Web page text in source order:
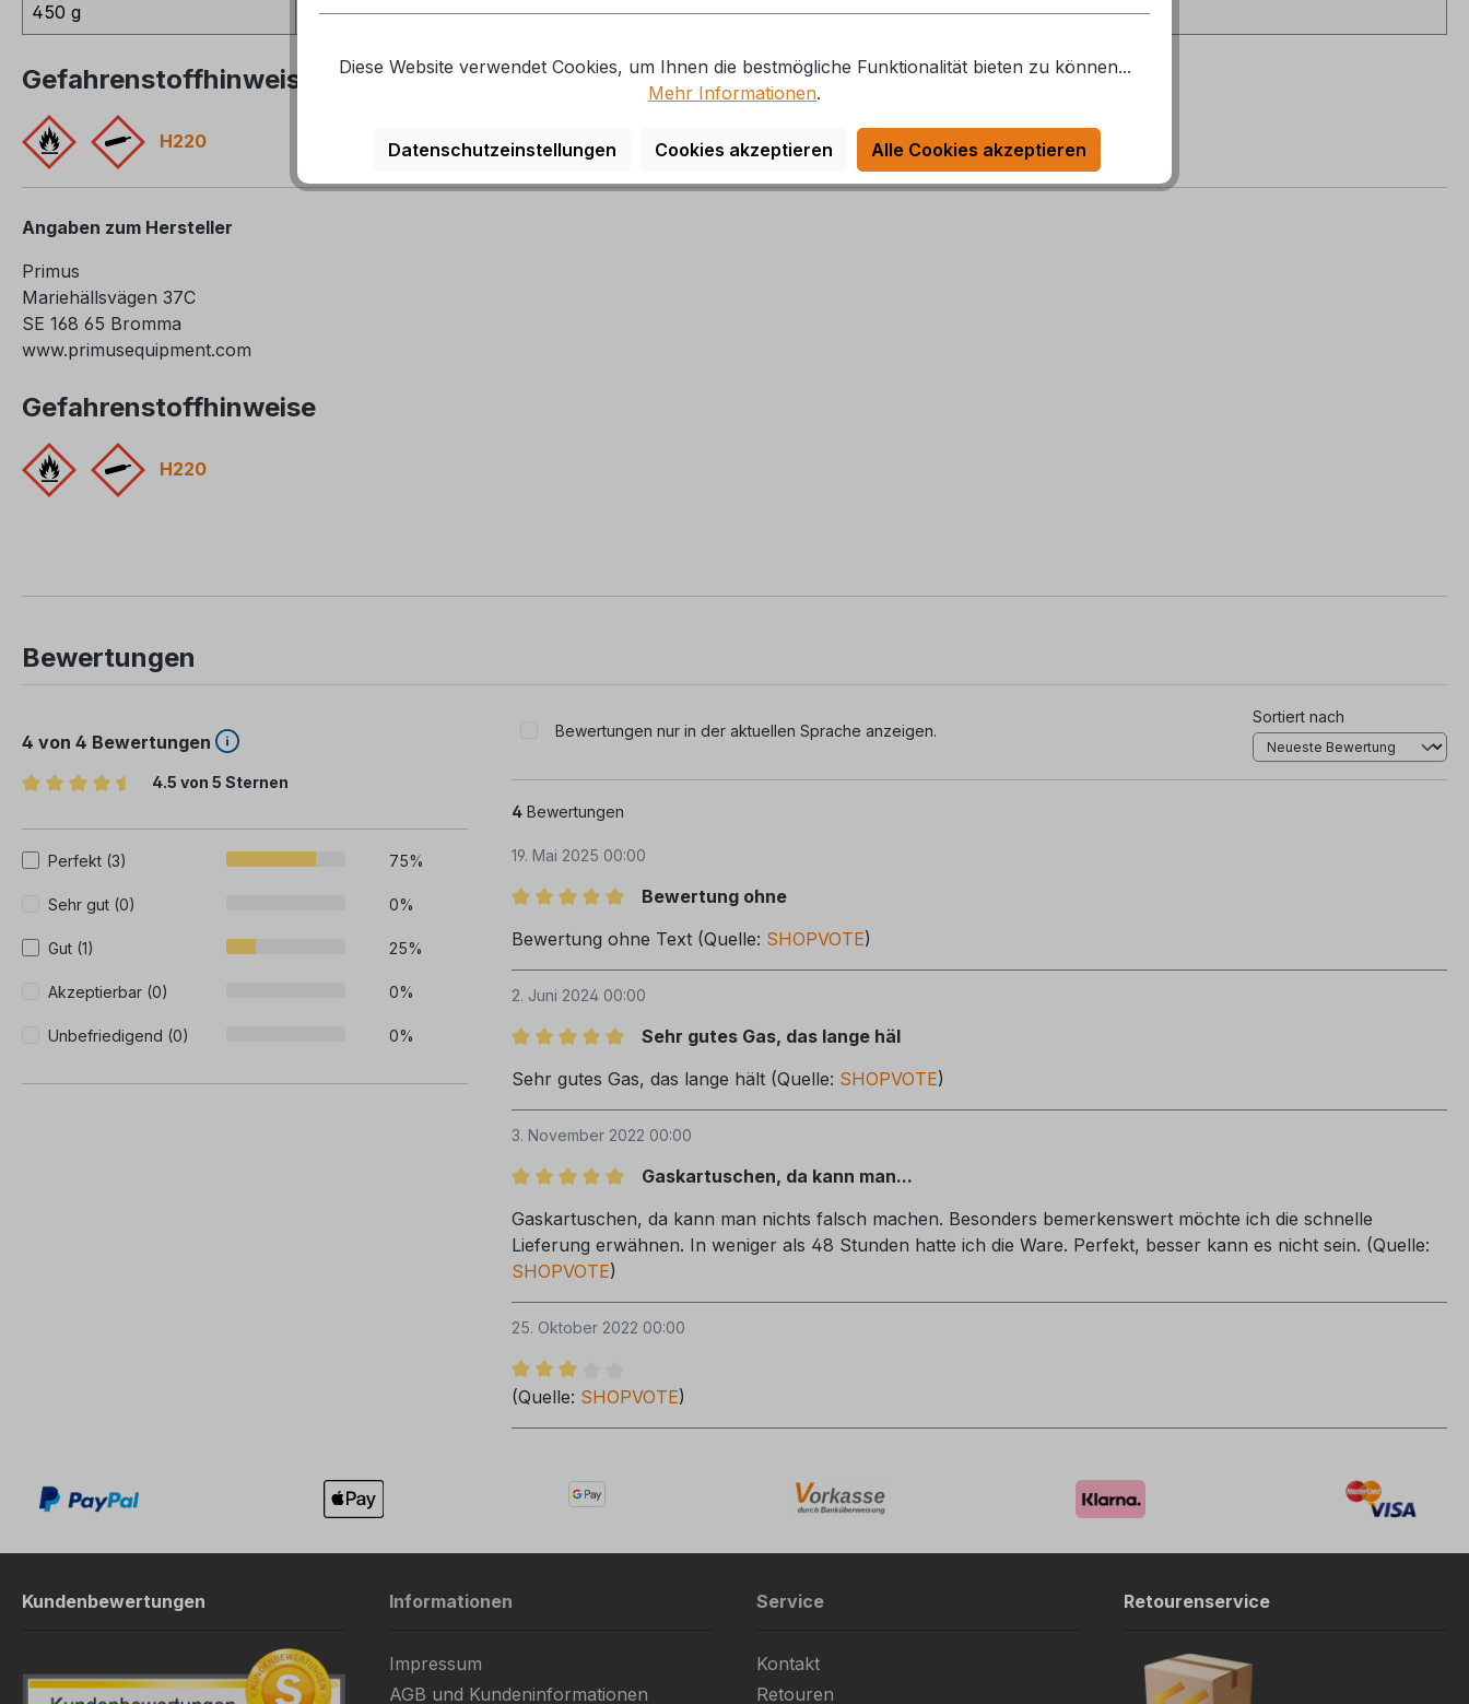
450 g 500 g 108 x 137 mm
Gefahrenstoffhinweise
H220
Angaben zum Hersteller
Primus
Mariehällsvägen 37C
SE 168 65 Bromma
www.primusequipment.com
Gefahrenstoffhinweise
H220
Bewertungen
4 von 4 Bewertungen
4.5 von 5 Sternen
Perfekt (3) 75%
Sehr gut (0) 0%
Gut (1) 25%
Akzeptierbar (0) 0%
Unbefriedigend (0) 0%
Bewertungen nur in der aktuellen Sprache anzeigen.
Sortiert nach
4 Bewertungen
19. Mai 2025 00:00
Bewertung ohne
Bewertung ohne Text (Quelle: SHOPVOTE)
2. Juni 2024 00:00
Sehr gutes Gas, das lange häl
Sehr gutes Gas, das lange hält (Quelle: SHOPVOTE)
3. November 2022 00:00
Gaskartuschen, da kann man...
Gaskartuschen, da kann man nichts falsch machen. Besonders bemerkenswert möchte ich die schnelle
Lieferung erwähnen. In weniger als 48 Stunden hatte ich die Ware. Perfekt, besser kann es nicht sein. (Quelle:
SHOPVOTE)
25. Oktober 2022 00:00
Bewertung mit 3 von 5 Sternen
(Quelle: SHOPVOTE)
Kundenbewertungen Informationen
Impressum
AGB und Kundeninformationen
Service
Kontakt
Retouren
Retourenservice
Diese Website verwendet Cookies, um Ihnen die bestmögliche Funktionalität bieten zu können...
Mehr Informationen.
Datenschutzeinstellungen Cookies akzeptieren Alle Cookies akzeptieren